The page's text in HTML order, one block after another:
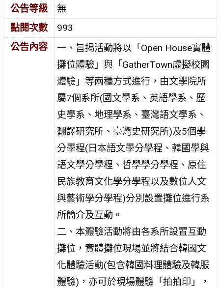
公告等級
無
點閱次數
993
公告內容
一、旨揭活動將以「Open House實體
攤位體驗」與「GatherTown虛擬校園
體驗」等兩種方式進行，由文學院所
屬7個系所(國文學系、英語學系、歷
史學系、地理學系、臺灣語文學系、
翻譯研究所、臺灣史研究所)及5個學
分學程(日本語文學分學程、韓國學與
語文學分學程、哲學學分學程、原住
民族教育文化學分學程以及數位人文
與藝術學分學程)分別設置攤位進行系
所簡介及互動。
二、本體驗活動將由各系所設置互動
攤位，實體攤位現場並將結合韓國文
化體驗活動(包含韓國料理體驗及韓服
體驗)，亦可於現場體驗「拍拍印」，